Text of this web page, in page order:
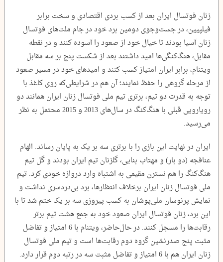
زنان فوتسال ایران بعد از کسب بردی اقتصادی و سخت برابر
فیلپیین، در جست‌وجوی دومین برد خود در جام ملت‌های فوتسال
زنان آسیا بودند تا خیال خود از صعود را آسوده کنند و در نقطه
مقابل، هنگ‌کنگی‌ها امید داشتند بعد از شکست پنج بر سه مقابل
ویتنام، برابر ایران امتیاز کسب کنند و امیدهای خود در مسیر صعود
از مرحله گروهی را حفظ نمایند؛ آن ‌هم در شرایطی‌که روی کاغذ با
توجه به قدرت دو تیم، برتری تیم ملی فوتسال زنان ایران همانند دو
رویارویی قبلی با هنگ‌کنگ در سال‌های 2013 و 2015 محتمل به نظر
می‌رسید.
ایران در نهایت این بازی را با برتری سه بر یک به پایان رساند. الهام
عنافجه (دو بار) و مهتاب بنایی، گلزنان تیم ایران بودند و گل تیم
هنگ‌کنگ را هم نسترن مقیمی به اشتباه وارد دروازه خودی کرد. تیم
ملی فوتسال زنان ایران برخلاف انتظارها، برد بی‌دردسری نداشت و
نمایش پرنوسان ملی‌پوشان به کسب پیروزی سه بر یک ختم شد تا با
این برد، زنان فوتسال ایران صعود خود به جمع هشت تیم برتر
رقابت‌ها را مسجل کنند. در حال‌حاضر، ویتنام با 6‌ امتیاز و تفاضل
مثبت پنج صدرنشین گروه دوم رقابت‌ها است و تیم ملی فوتسال
زنان ایران هم با 6‌ امتیاز و تفاضل مثبت‌ سه در رتبه دوم قرار دارد.